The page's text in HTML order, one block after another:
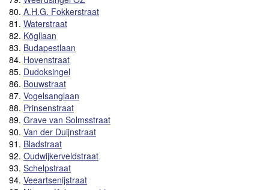
80. A.H.G. Fokkerstraat
81. Waterstraat
82. Kögllaan
83. Budapestlaan
84. Hovenstraat
85. Dudoksingel
86. Bouwstraat
87. Vogelsanglaan
88. Prinsenstraat
89. Grave van Solmsstraat
90. Van der Duijnstraat
91. Bladstraat
92. Oudwijkerveldstraat
93. Schelpstraat
94. Veeartsenijstraat